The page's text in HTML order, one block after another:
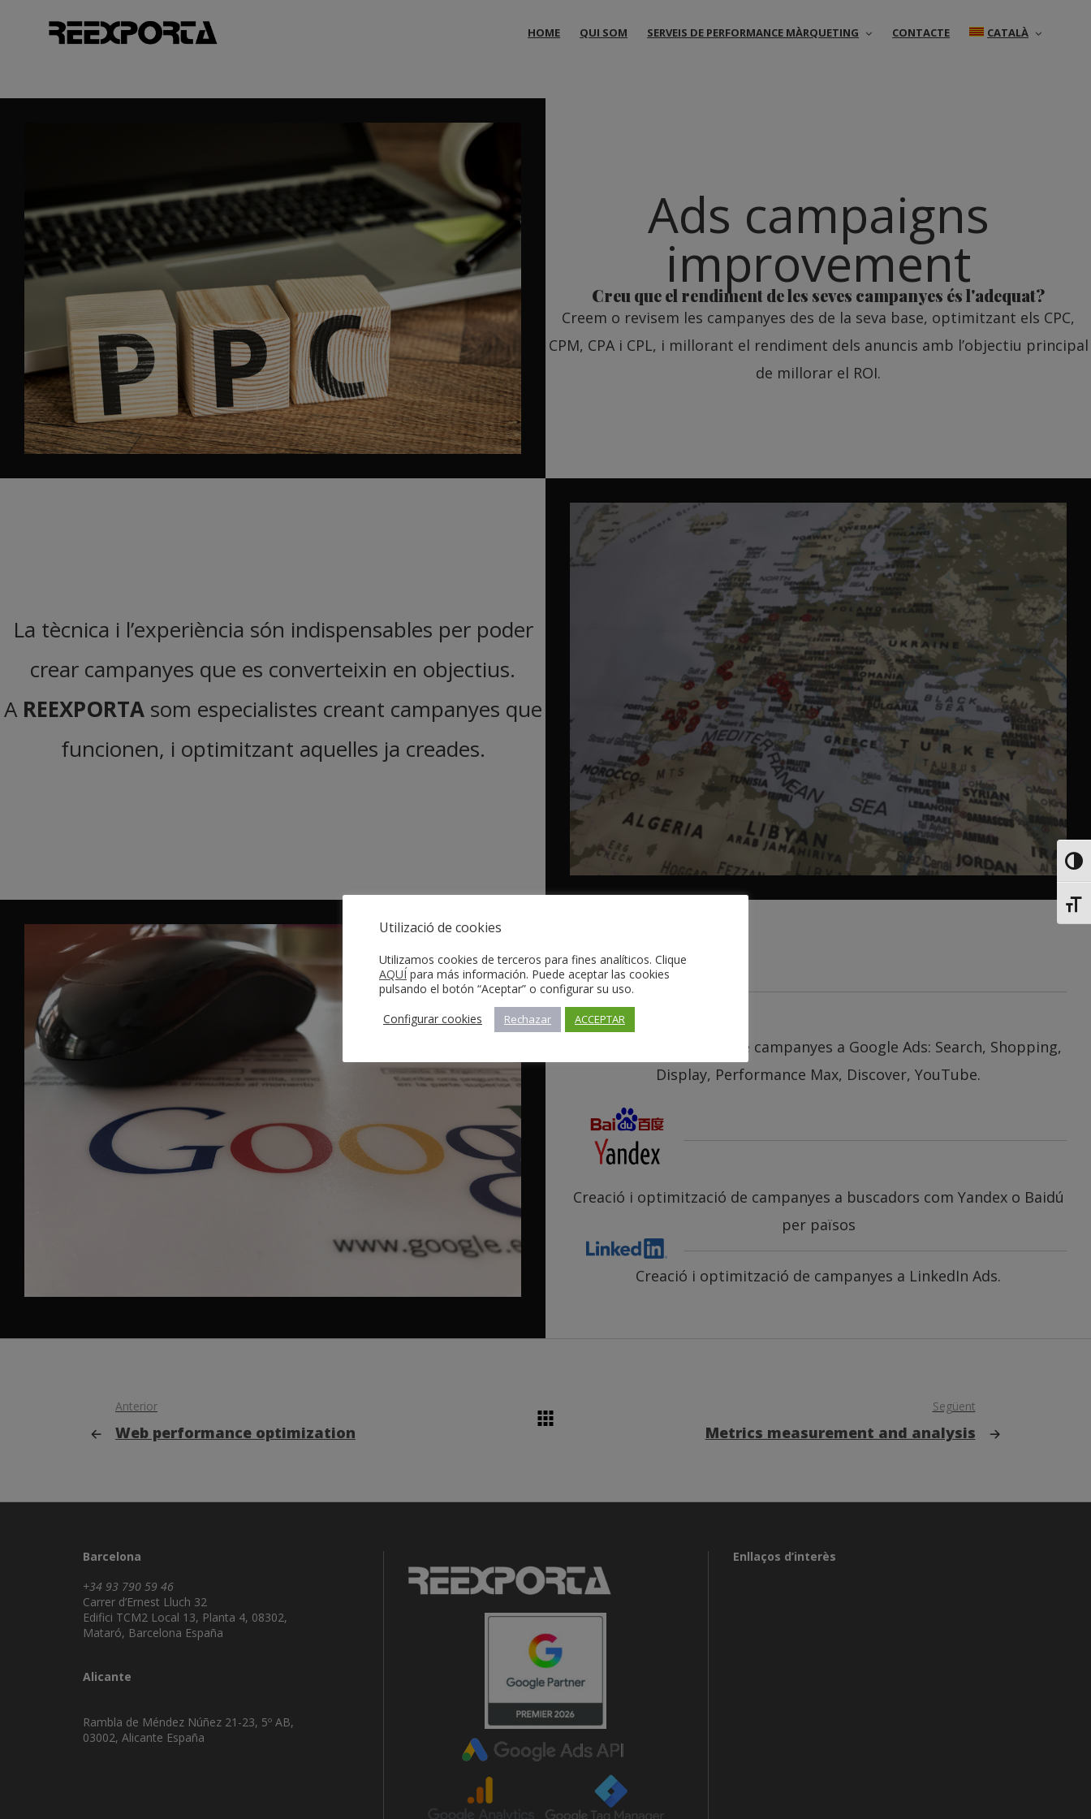
HOME QUI SOM SERVEIS DE PERFORMANCE MÀRQUETING CONTACTE CATALÀ
Ads campaigns
improvement
Creu que el rendiment de les seves campanyes és l'adequat?
Creem o revisem les campanyes des de la seva base, optimitzant els CPC,
CPM, CPA i CPL, i millorant el rendiment dels anuncis amb l’objectiu principal
de millorar el ROI.
La tècnica i l’experiència són indispensables per poder
crear campanyes que es converteixin en objectius.
A REEXPORTAsom especialistes creant campanyes que
funcionen, i optimitzant aquelles ja creades.
Creació i optimització de campanyes a Google Ads: Search, Shopping,
Display, Performance Max, Discover, YouTube.
Creació i optimització de campanyes a buscadors com Yandex o Baidú
per països
Creació i optimització de campanyes a LinkedIn Ads.
Anterior
Web performance optimization
Següent
Metrics measurement and analysis
Barcelona
+34 93 790 59 46
Carrer d’Ernest Lluch 32
Edifici TCM2 Local 13, Planta 4, 08302,
Mataró, Barcelona España
Alicante
Rambla de Méndez Núñez 21-23, 5º AB,
03002, Alicante España
Enllaços d’interès
Utilizació de cookies
Utilizamos cookies de terceros para fines analíticos. Clique
AQUÍ para más información. Puede aceptar las cookies
pulsando el botón “Aceptar” o configurar su uso.
Configurar cookies
Rechazar ACCEPTAR